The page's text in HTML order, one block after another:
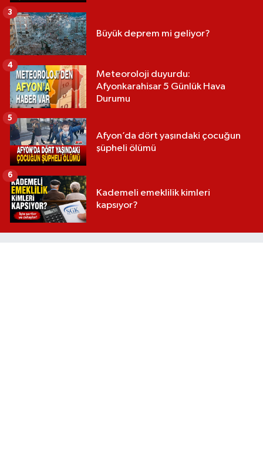
Büyük deprem mi geliyor?
3
Meteoroloji duyurdu:
Afyonkarahisar 5 Günlük Hava
Durumu
4
Afyon’da dört yaşındaki çocuğun
şüpheli ölümü
5
Kademeli emeklilik kimleri
kapsıyor?
6